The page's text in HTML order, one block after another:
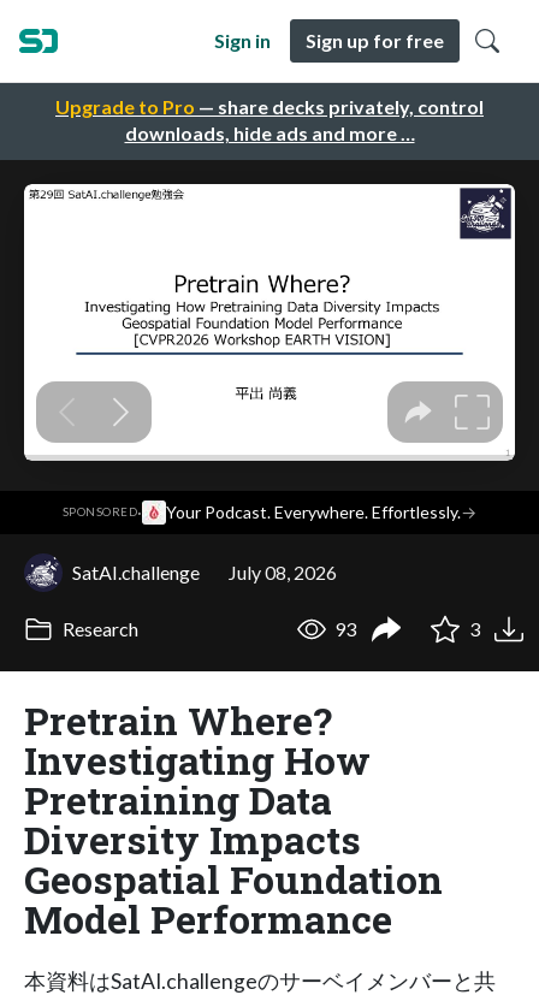
Upgrade to Pro — share decks privately, control
downloads, hide ads and more …
Sign in Sign up for free
SPONSORED· Your Podcast. Everywhere. Effortlessly.→
SatAI.challenge July 08, 2026
Research 93 3
Pretrain Where?
Investigating How
Pretraining Data
Diversity Impacts
Geospatial Foundation
Model Performance
本資料はSatAI.challengeのサーベイメンバーと共